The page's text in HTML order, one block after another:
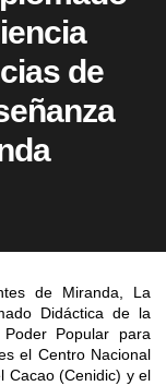
de
de Miranda, La
Didáctica de la
Popular para
el Centro Nacional
Cacao (Cenidic) y el